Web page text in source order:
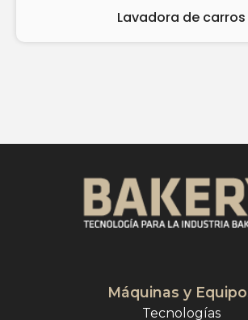
Lavadora de carros
Máquinas y
Tecnologías